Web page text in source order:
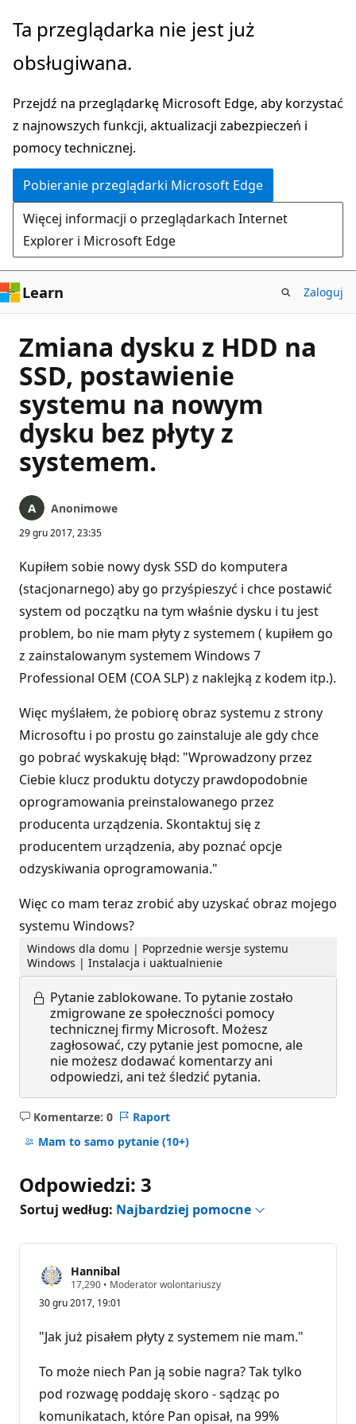
Przejdź
głównej
Ta przeglądarka nie jest już
obsługiwana.
Przejdź na przeglądarkę Microsoft Edge, aby korzystać
z najnowszych funkcji, aktualizacji zabezpieczeń i
pomocy technicznej.
Pobieranie przeglądarki Microsoft Edge
Więcej informacji o przeglądarkach Internet
Explorer i Microsoft Edge
Learn Zaloguj
Zmiana dysku z HDD na
SSD, postawienie
systemu na nowym
dysku bez płyty z
systemem.
Anonimowe
29 gru 2017, 23:35
Kupiłem sobie nowy dysk SSD do komputera
(stacjonarnego) aby go przyśpieszyć i chce postawić
system od początku na tym właśnie dysku i tu jest
problem, bo nie mam płyty z systemem ( kupiłem go
z zainstalowanym systemem Windows 7
Professional OEM (COA SLP) z naklejką z kodem itp.).
Więc myślałem, że pobiorę obraz systemu z strony
Microsoftu i po prostu go zainstaluje ale gdy chce
go pobrać wyskakuję błąd: "Wprowadzony przez
Ciebie klucz produktu dotyczy prawdopodobnie
oprogramowania preinstalowanego przez
producenta urządzenia. Skontaktuj się z
producentem urządzenia, aby poznać opcje
odzyskiwania oprogramowania."
Więc co mam teraz zrobić aby uzyskać obraz mojego
systemu Windows?
Windows dla domu | Poprzednie wersje systemu
Windows | Instalacja i uaktualnienie
Pytanie zablokowane. To pytanie zostało
zmigrowane ze społeczności pomocy
technicznej firmy Microsoft. Możesz
zagłosować, czy pytanie jest pomocne, ale
nie możesz dodawać komentarzy ani
odpowiedzi, ani też śledzić pytania.
Komentarze: 0
Brak
komentarzy
Raport
Mam to samo pytanie (10+)
Odpowiedzi: 3
Sortuj według: Najbardziej pomocne
Hannibal
17,290 P
n
t
y
e
p
u
t
a
• Moderator wolontariuszy
30 gru 2017, 19:01
"Jak już pisałem płyty z systemem nie mam."
To może niech Pan ją sobie nagra? Tak tylko
pod rozwagę poddaję skoro - sądząc po
komunikatach, które Pan opisał, na 99%